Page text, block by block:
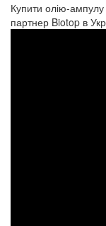
Купити олію-
партнер Biotop в